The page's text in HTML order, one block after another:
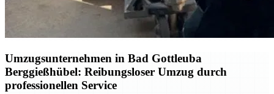
Umzugsunternehmen in Bad Gottleuba
Berggießhübel: Reibungsloser Umzug durch
professionellen Service